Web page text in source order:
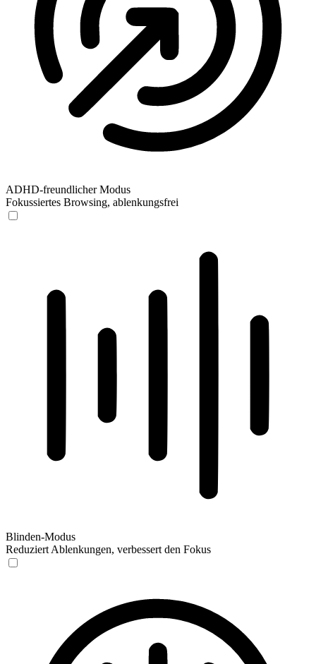
ADHD-freundlicher Modus
Fokussiertes Browsing, ablenkungsfrei
Blinden-Modus
Reduziert Ablenkungen, verbessert den Fokus